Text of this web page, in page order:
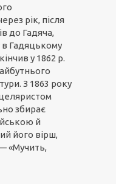
рік, після
до Гадяча,
Гадяцькому
у 1862 р.
З 1863 року
збирає
й
його вірш,
«Мучить,